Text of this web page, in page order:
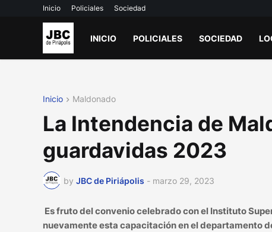
Inicio Policiales Sociedad
INICIO POLICIALES SOCIEDAD
Inicio Maldonado
La Intendencia de
guardavidas 2023
by JBC de Piriápolis - marzo 29, 2023
Es fruto del convenio celebrado con el Instituto
nuevamente esta capacitación en el departamento